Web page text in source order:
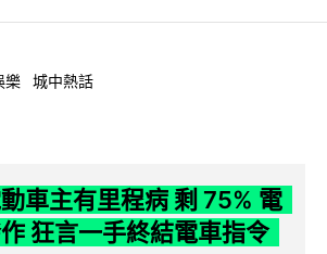
樂 城中熱話
車主有里程病 剩 75% 電
狂言一手終結電車指令